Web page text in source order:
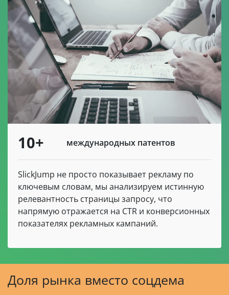
10+ международных патентов
SlickJump не просто показывает рекламу по
ключевым словам, мы анализируем истинную
релевантность страницы запросу, что
напрямую отражается на CTR и конверсионных
показателях рекламных кампаний.
Доля рынка вместо соцдема